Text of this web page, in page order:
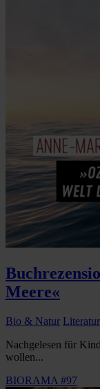
Meere«
Bio & Natur
Nachgelesen für
wollen...
BIORAMA #97